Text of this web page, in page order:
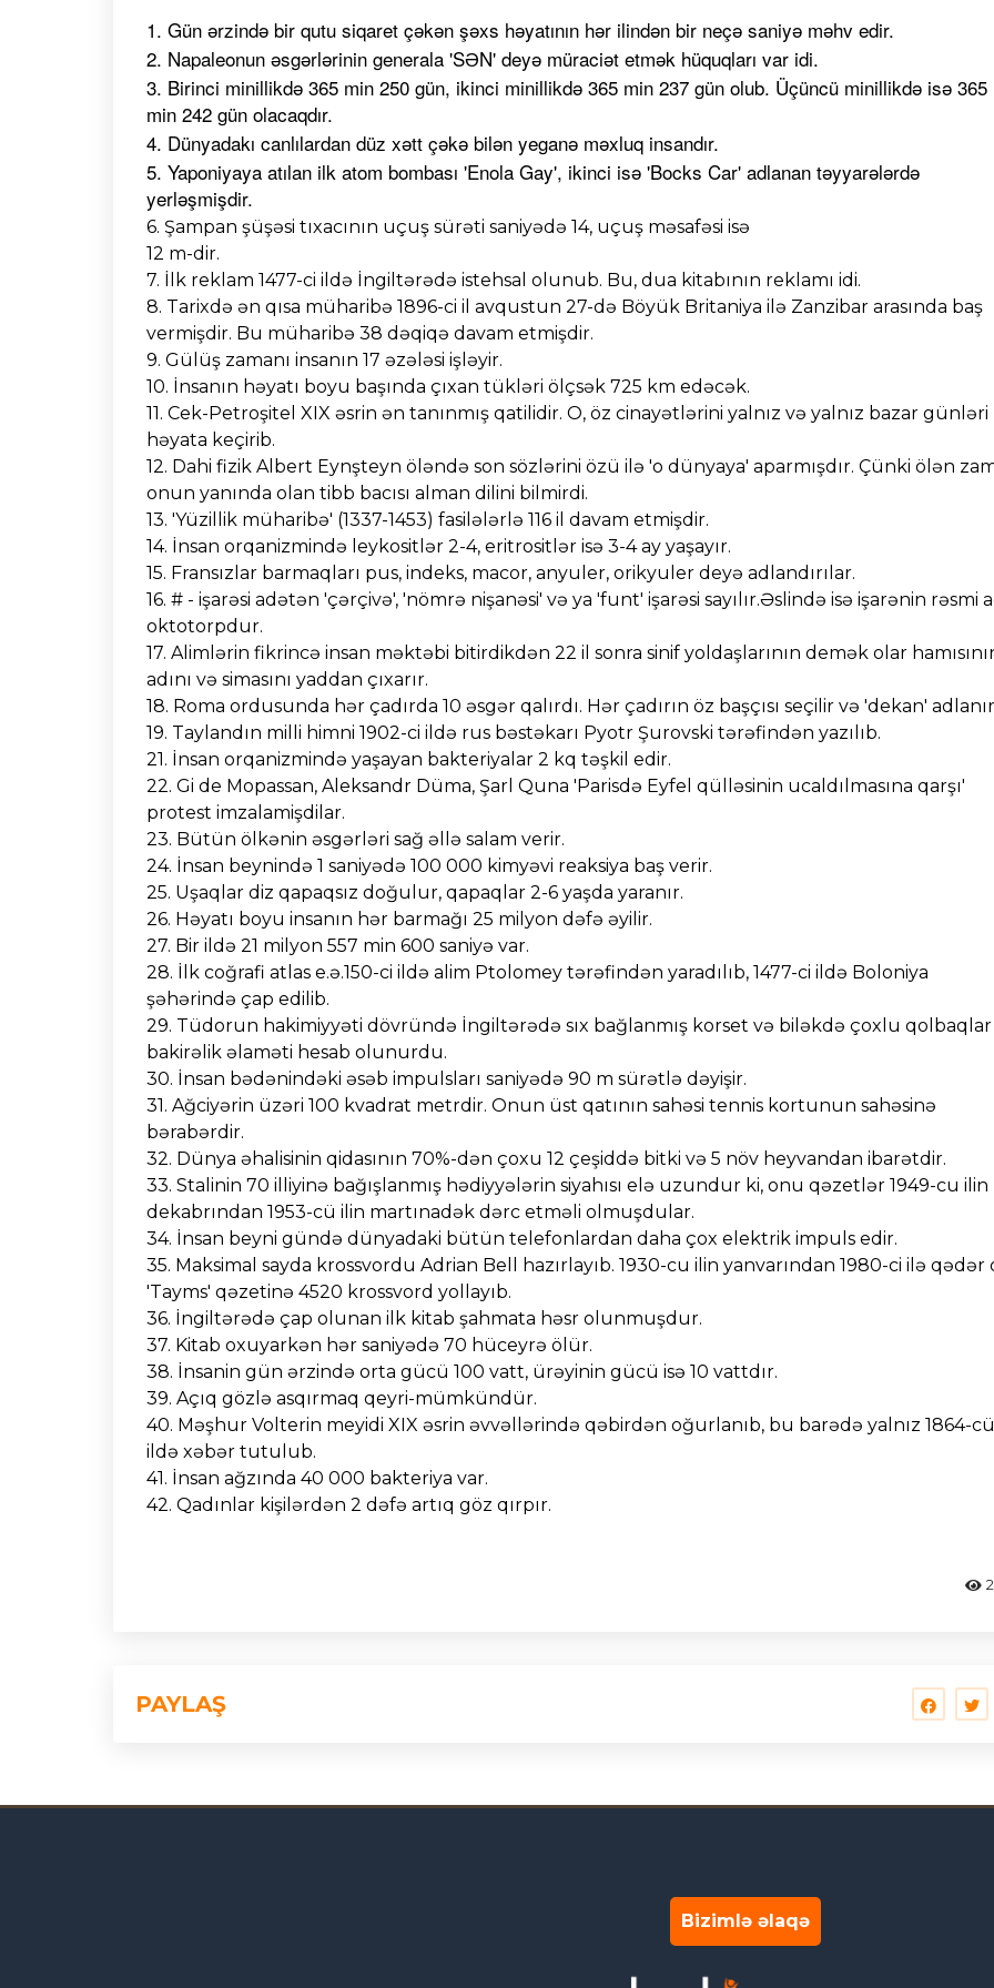
1. Gün ərzində bir qutu siqaret çəkən şəxs həyatının hər ilindən bir neçə saniyə məhv edir.
2. Napaleonun əsgərlərinin generala 'SƏN' deyə müraciət etmək hüquqları var idi.
3. Birinci minillikdə 365 min 250 gün, ikinci minillikdə 365 min 237 gün olub. Üçüncü minillikdə isə 365
min 242 gün olacaqdır.
4. Dünyadakı canlılardan düz xətt çəkə bilən yeganə məxluq insandır.
5. Yaponiyaya atılan ilk atom bombası 'Enola Gay', ikinci isə 'Bocks Car' adlanan təyyarələrdə
yerləşmişdir.
6. Şampan şüşəsi tıxacının uçuş sürəti saniyədə 14, uçuş məsafəsi isə
12 m-dir.
7. İlk reklam 1477-ci ildə İngiltərədə istehsal olunub. Bu, dua kitabının reklamı idi.
8. Tarixdə ən qısa müharibə 1896-ci il avqustun 27-də Böyük Britaniya ilə Zanzibar arasında baş
vermişdir. Bu müharibə 38 dəqiqə davam etmişdir.
9. Gülüş zamanı insanın 17 əzələsi işləyir.
10. İnsanın həyatı boyu başında çıxan tükləri ölçsək 725 km edəcək.
11. Cek-Petroşitel XIX əsrin ən tanınmış qatilidir. O, öz cinayətlərini yalnız və yalnız bazar günləri
həyata keçirib.
12. Dahi fizik Albert Eynşteyn öləndə son sözlərini özü ilə 'o dünyaya' aparmışdır. Çünki ölən
onun yanında olan tibb bacısı alman dilini bilmirdi.
13. 'Yüzillik müharibə' (1337-1453) fasilələrlə 116 il davam etmişdir.
14. İnsan orqanizmində leykositlər 2-4, eritrositlər isə 3-4 ay yaşayır.
15. Fransızlar barmaqları pus, indeks, macor, anyuler, orikyuler deyə adlandırılar.
16. # - işarəsi adətən 'çərçivə', 'nömrə nişanəsi' və ya 'funt' işarəsi sayılır.Əslində isə işarənin rəsmi
oktotorpdur.
17. Alimlərin fikrincə insan məktəbi bitirdikdən 22 il sonra sinif yoldaşlarının demək olar
adını və simasını yaddan çıxarır.
18. Roma ordusunda hər çadırda 10 əsgər qalırdı. Hər çadırın öz başçısı seçilir və 'dekan'
19. Taylandın milli himni 1902-ci ildə rus bəstəkarı Pyotr Şurovski tərəfindən yazılıb.
21. İnsan orqanizmində yaşayan bakteriyalar 2 kq təşkil edir.
22. Gi de Mopassan, Aleksandr Düma, Şarl Quna 'Parisdə Eyfel qülləsinin ucaldılmasına qarşı'
protest imzalamişdilar.
23. Bütün ölkənin əsgərləri sağ əllə salam verir.
24. İnsan beynində 1 saniyədə 100 000 kimyəvi reaksiya baş verir.
25. Uşaqlar diz qapaqsız doğulur, qapaqlar 2-6 yaşda yaranır.
26. Həyatı boyu insanın hər barmağı 25 milyon dəfə əyilir.
27. Bir ildə 21 milyon 557 min 600 saniyə var.
28. İlk coğrafi atlas e.ə.150-ci ildə alim Ptolomey tərəfindən yaradılıb, 1477-ci ildə Boloniya
şəhərində çap edilib.
29. Tüdorun hakimiyyəti dövründə İngiltərədə sıx bağlanmış korset və biləkdə çoxlu qolbaqlar
bakirəlik əlaməti hesab olunurdu.
30. İnsan bədənindəki əsəb impulsları saniyədə 90 m sürətlə dəyişir.
31. Ağciyərin üzəri 100 kvadrat metrdir. Onun üst qatının sahəsi tennis kortunun sahəsinə
bərabərdir.
32. Dünya əhalisinin qidasının 70%-dən çoxu 12 çeşiddə bitki və 5 növ heyvandan ibarətdir.
33. Stalinin 70 illiyinə bağışlanmış hədiyyələrin siyahısı elə uzundur ki, onu qəzetlər 1949-cu ilin
dekabrından 1953-cü ilin martınadək dərc etməli olmuşdular.
34. İnsan beyni gündə dünyadaki bütün telefonlardan daha çox elektrik impuls edir.
35. Maksimal sayda krossvordu Adrian Bell hazırlayıb. 1930-cu ilin yanvarından 1980-ci ilə qədər
'Tayms' qəzetinə 4520 krossvord yollayıb.
36. İngiltərədə çap olunan ilk kitab şahmata həsr olunmuşdur.
37. Kitab oxuyarkən hər saniyədə 70 hüceyrə ölür.
38. İnsanin gün ərzində orta gücü 100 vatt, ürəyinin gücü isə 10 vattdır.
39. Açıq gözlə asqırmaq qeyri-mümkündür.
40. Məşhur Volterin meyidi XIX əsrin əvvəllərində qəbirdən oğurlanıb, bu barədə yalnız 1864-cü
ildə xəbər tutulub.
41. İnsan ağzında 40 000 bakteriya var.
42. Qadınlar kişilərdən 2 dəfə artıq göz qırpır.
PAYLAŞ
Bizimlə əlaqə